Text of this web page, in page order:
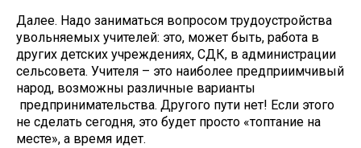
Далее. Надо заниматься вопросом трудоустройства
увольняемых учителей: это, может быть, работа в
других детских учреждениях, СДК, в администрации
сельсовета. Учителя – это наиболее предприимчивый
народ, возможны различные варианты
предпринимательства. Другого пути нет! Если этого
не сделать сегодня, это будет просто «топтание на
месте», а время идет.